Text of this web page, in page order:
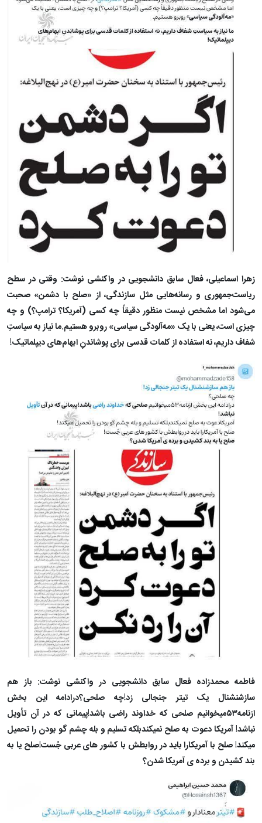
زهرا اسماعیلی، فعال سابق دانشجویی در واکنشی نوشت: وقتی در سطح
ریاست‌جمهوری و رسانه‌هایی مثل سازندگی، از «صلح با دشمن» صحبت
می‌شود اما مشخص نیست منظور دقیقاً چه کسی (آمریکا؟ ترامپ؟) و چه
چیزی است، یعنی با یک «مه‌آلودگی سیاسی» روبرو هستیم.ما نیاز به سیاستِ
شفاف داریم، نه استفاده از کلمات قدسی برای پوشاندنِ ابهام‌های دیپلماتیک!
فاطمه محمدزاده فعال سابق دانشجویی در واکنشی نوشت: باز هم
سازشنشنال یک تیتر جنجالی زد!چه صلحی؟درادامه این بخش
ازنامه۵۳میخوانیم صلحی که خداوند راضی باشد!پیمانی که در آن تأویل
نباشد! آمریکا دعوت به صلح نمیکندبلکه تسلیم و بله چشم گو بودن را تحمیل
میکند! صلح با آمریکارا باید در روابطش با کشور های عربی جُست!صلح یا به
بند کشیدن و برده ی آمریکا شدن؟